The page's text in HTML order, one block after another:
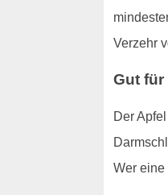
Verzehr
Gut für
Der
Wer eine